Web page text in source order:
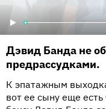
Дэвид Банда не
предрассудками.
К эпатажным
вот ее сыну еще